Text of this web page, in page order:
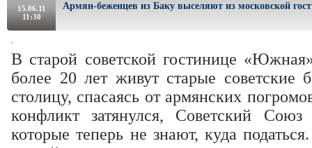
15.06.11
11:30
Армян-беженцев из Баку выселяют из московской
В старой советской гостинице
более 20 лет живут старые
столицу, спасаясь от армянских
конфликт затянулся, Советский
которые теперь не знают, куда